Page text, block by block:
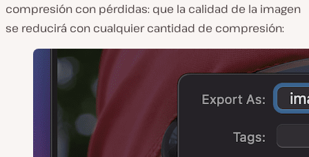
compresión con pérdidas: que la calidad de la imagen
se reducirá con cualquier cantidad de compresión: